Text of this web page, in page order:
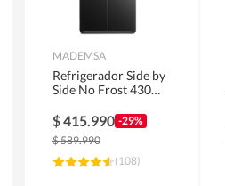
MADEMSA
Refrigerador Side by
Side No Frost 430
MAS430B
$415.990 -29%
$589.990
(108)